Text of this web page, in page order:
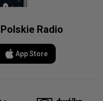
Radio
App Store